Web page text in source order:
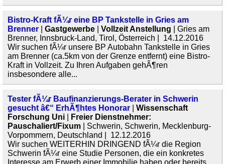
Bistro-Kraft fÃ¼r eine BP Tankstelle in Gries am
Brenner
Gastgewerbe Vollzeit Anstellung | Gries am
Brenner, Innsbruck-Land, Tirol, Österreich | 14.12.2016
Wir suchen fÃ¼r unsere BP Autobahn Tankstelle in Gries
am Brenner (ca.5km von der Grenze entfernt) eine Bistro-
Kraft in Vollzeit. Zu Ihren Aufgaben gehÃ¶ren
insbesondere alle...
Tester fÃ¼r Baufinanzierungs-Berater in Schwerin
gesucht â€“ ErhÃ¶htes Honorar
Wissenschaft
Forschung Uni
Freier Dienstnehmer:
Pauschaliert/Fixum | Schwerin, Schwerin, Mecklenburg-
Vorpommern, Deutschland | 12.12.2016
Wir suchen WEITERHIN DRINGEND fÃ¼r die Region
Schwerin fÃ¼r eine Studie Personen, die ein konkretes
Interesse am Erwerb einer Immobilie haben oder bereits